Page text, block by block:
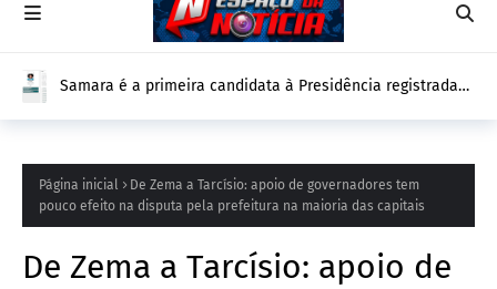
Samara é a primeira candidata à Presidência registrada
Página inicial
De Zema a Tarcísio: apoio de governadores tem
pouco efeito na disputa pela prefeitura na maioria das capitais
De Zema a Tarcísio: apoio de